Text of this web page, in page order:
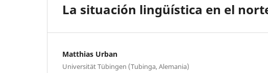
La situación lingüística en el
Matthias Urban
Universität Tübingen (Tubinga, Alemania)